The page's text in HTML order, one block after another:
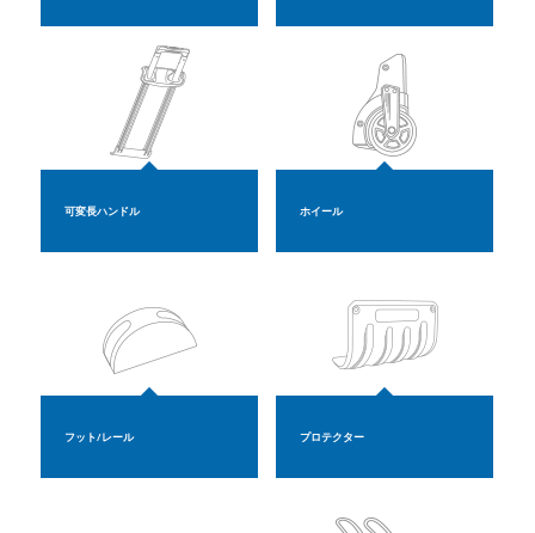
可変長ハンドル ホイール
フット/レール プロテクター